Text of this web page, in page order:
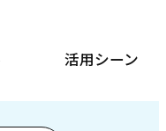
活用シーン